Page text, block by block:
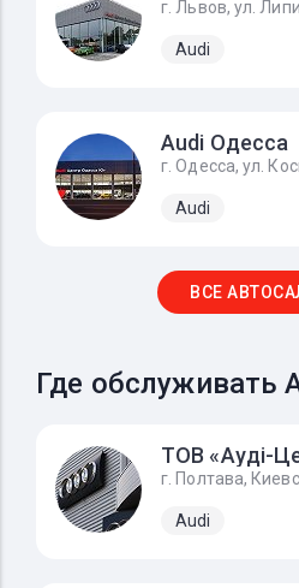
г. Львов, ул.
Audi
Audi Одесса
г. Одесса, ул.
Audi
ВСЕ
Где обслуживать
ТОВ «Ауді-
г. Полтава,
Audi